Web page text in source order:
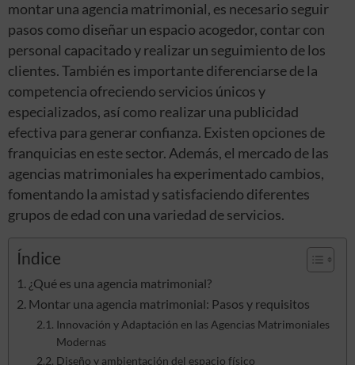
montar una agencia matrimonial, es necesario seguir
pasos como diseñar un espacio acogedor, contar con
personal capacitado y realizar un seguimiento de los
clientes. También es importante diferenciarse de la
competencia ofreciendo servicios únicos y
especializados, así como realizar una publicidad
efectiva para generar confianza. Existen opciones de
franquicias en este sector. Además, el mercado de las
agencias matrimoniales ha experimentado cambios,
fomentando la amistad y satisfaciendo diferentes
grupos de edad con una variedad de servicios.
Índice
¿Qué es una agencia matrimonial?
Montar una agencia matrimonial: Pasos y requisitos
Innovación y Adaptación en las Agencias Matrimoniales
Modernas
Diseño y ambientación del espacio físico